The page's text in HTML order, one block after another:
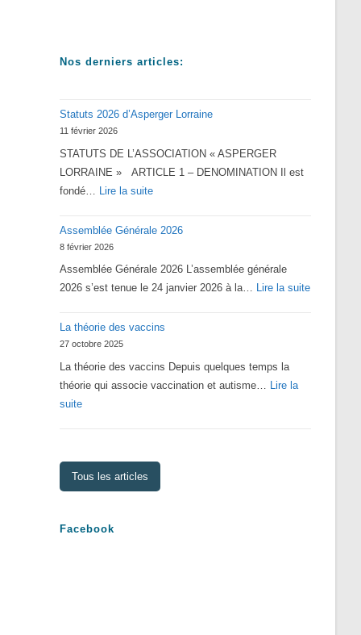
Nos derniers articles:
Statuts 2026 d’Asperger Lorraine
11 février 2026
STATUTS DE L’ASSOCIATION « ASPERGER
LORRAINE » ARTICLE 1 – DENOMINATION Il est
fondé… Lire la suite:
2026
Lorraine
Assemblée Générale 2026
8 février 2026
Assemblée Générale 2026 L’assemblée générale
2026 s’est tenue le 24 janvier 2026 à la… Lire la suite:
La théorie des vaccins
27 octobre 2025
La théorie des vaccins Depuis quelques temps la
théorie qui associe vaccination et autisme… Lire la
suite:
des
vaccins
Tous les articles
Facebook